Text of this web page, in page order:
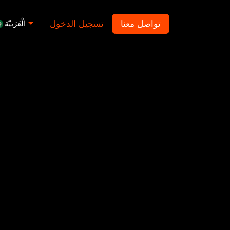
الْعَرَبيّة تسجيل الدخول تواصل معنا